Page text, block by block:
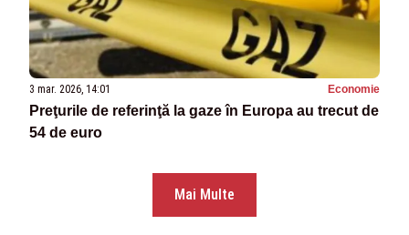
3 mar. 2026, 14:01 Economie
Preţurile de referinţă la gaze în Europa au trecut de
54 de euro
Mai Multe